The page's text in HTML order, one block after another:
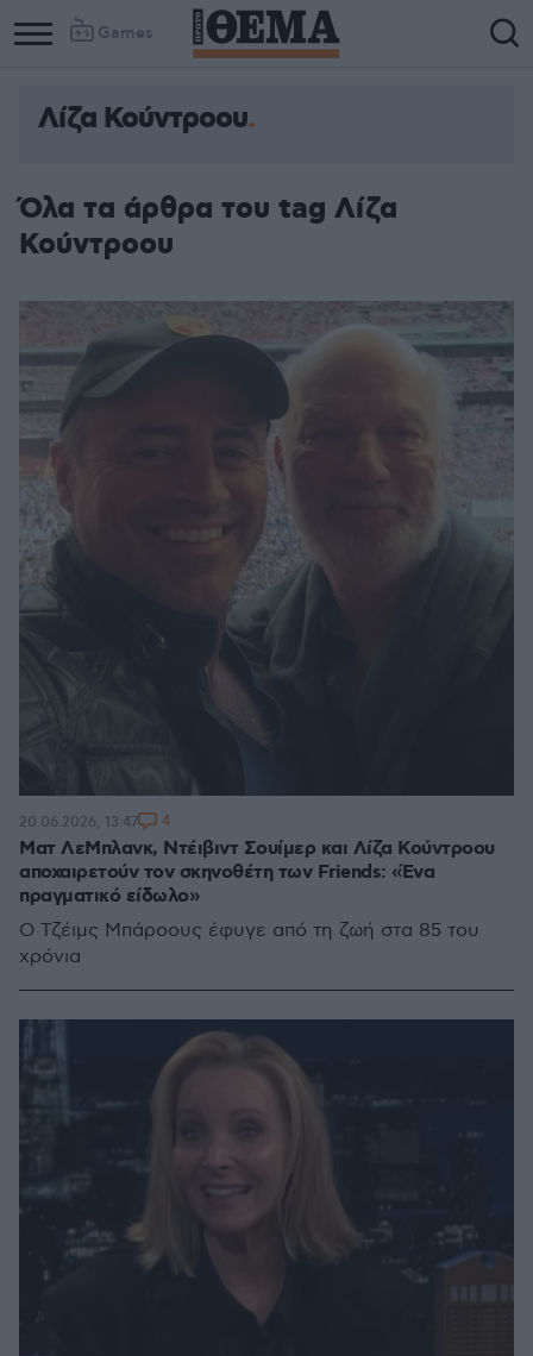
Games
Λίζα Κούντροου
Όλα τα άρθρα του tag Λίζα
Κούντροου
Ματ ΛεΜπλανκ, Ντέιβιντ Σουίμερ και Λίζα Κούντροου
αποχαιρετούν τον σκηνοθέτη των Friends: «Ένα
πραγματικό είδωλο»
Ο Τζέιμς Μπάροους έφυγε από τη ζωή στα 85 του
χρόνια
20.06.2026, 13:47 4